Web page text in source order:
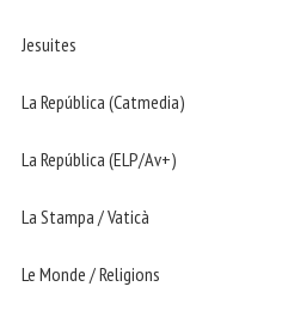
Jesuites
La República (Catmedia)
La República (ELP/Av+)
La Stampa / Vaticà
Le Monde / Religions